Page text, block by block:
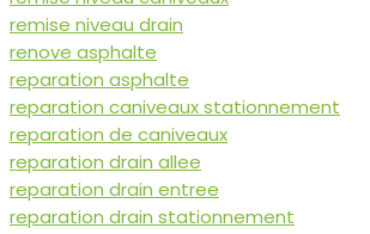
remise niveau drain
renove asphalte
reparation asphalte
reparation caniveaux stationnement
reparation de caniveaux
reparation drain allee
reparation drain entree
reparation drain stationnement